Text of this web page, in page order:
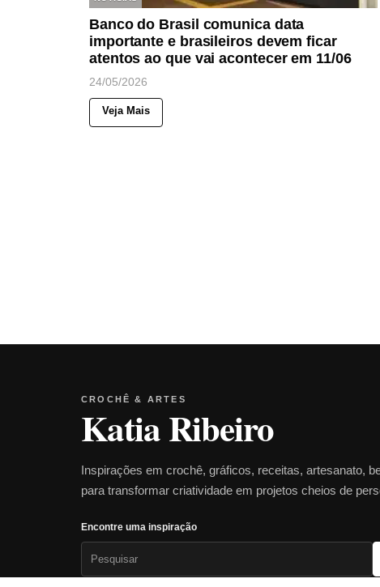
Banco do Brasil comunica data
importante e brasileiros devem ficar
atentos ao que vai acontecer em 11/06
24/05/2026
Veja Mais
CROCHÊ & ARTES
Katia Ribeiro
Inspirações em crochê, gráficos, receitas, artesanato,
para transformar criatividade em projetos cheios de
Encontre uma inspiração